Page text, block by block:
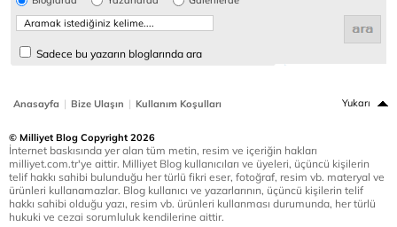
Sadece bu yazarın bloglarında ara
Anasayfa | Bize Ulaşın | Kullanım Koşulları Yukarı
© Milliyet Blog Copyright 2026
İnternet baskısında yer alan tüm metin, resim ve içeriğin hakları
milliyet.com.tr'ye aittir. Milliyet Blog kullanıcıları ve üyeleri, üçüncü kişilerin
telif hakkı sahibi bulunduğu her türlü fikri eser, fotoğraf, resim vb. materyal ve
ürünleri kullanamazlar. Blog kullanıcı ve yazarlarının, üçüncü kişilerin telif
hakkı sahibi olduğu yazı, resim vb. ürünleri kullanması durumunda, her türlü
hukuki ve cezai sorumluluk kendilerine aittir.